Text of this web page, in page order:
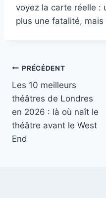
voyez la carte réelle :
plus une fatalité,
Navigation
de
l’article
PRÉCÉDENT
Les 10 meilleurs
théâtres de Londres
en 2026 : là où naît le
théâtre avant le West
End